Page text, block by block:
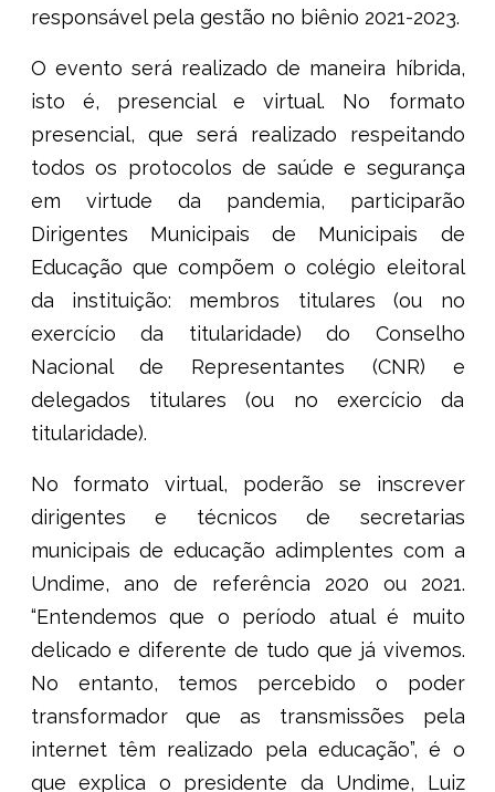
responsável pela gestão no biênio 2021-2023.
O evento será realizado de maneira híbrida,
isto é, presencial e virtual. No formato
presencial, que será realizado respeitando
todos os protocolos de saúde e segurança
em virtude da pandemia, participarão
Dirigentes Municipais de Municipais de
Educação que compõem o colégio eleitoral
da instituição: membros titulares (ou no
exercício da titularidade) do Conselho
Nacional de Representantes (CNR) e
delegados titulares (ou no exercício da
titularidade).
No formato virtual, poderão se inscrever
dirigentes e técnicos de secretarias
municipais de educação adimplentes com a
Undime, ano de referência 2020 ou 2021.
“Entendemos que o período atual é muito
delicado e diferente de tudo que já vivemos.
No entanto, temos percebido o poder
transformador que as transmissões pela
internet têm realizado pela educação”, é o
que explica o presidente da Undime, Luiz